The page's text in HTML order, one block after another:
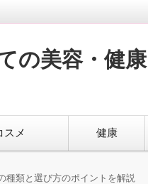
の美容・健
スメ 健康
種類と選び方のポイントを解説